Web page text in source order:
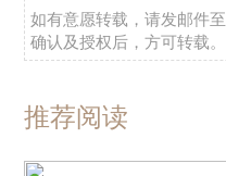
如有意愿转载，请发邮件至
确认及授权后，方可转载。
推荐阅读